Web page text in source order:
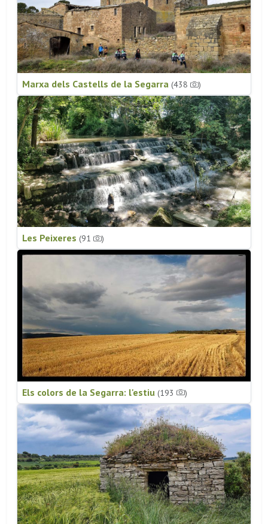
Marxa dels Castells de la Segarra (438 )
Les Peixeres (91 )
Els colors de la Segarra: l'estiu (193 )